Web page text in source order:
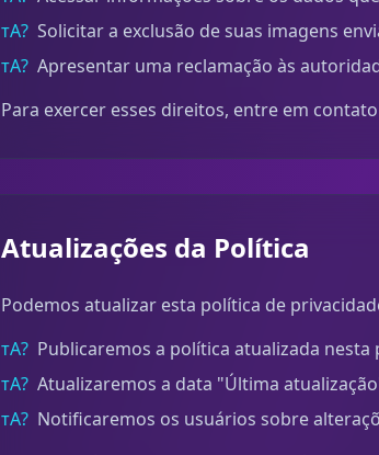
тА? Solicitar a exclusão de suas imagens
тА? Apresentar uma reclamação às
Para exercer esses direitos, entre em
Atualizações da Política
Podemos atualizar esta política de
тА? Publicaremos a política atualizada nesta
тА? Atualizaremos a data "Última
тА? Notificaremos os usuários sobre